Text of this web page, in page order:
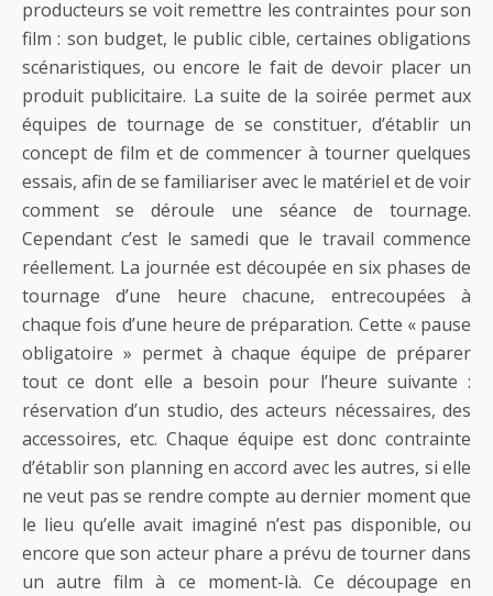
producteurs se voit remettre les contraintes pour son
film : son budget, le public cible, certaines obligations
scénaristiques, ou encore le fait de devoir placer un
produit publicitaire. La suite de la soirée permet aux
équipes de tournage de se constituer, d’établir un
concept de film et de commencer à tourner quelques
essais, afin de se familiariser avec le matériel et de voir
comment se déroule une séance de tournage.
Cependant c’est le samedi que le travail commence
réellement. La journée est découpée en six phases de
tournage d’une heure chacune, entrecoupées à
chaque fois d’une heure de préparation. Cette « pause
obligatoire » permet à chaque équipe de préparer
tout ce dont elle a besoin pour l’heure suivante :
réservation d’un studio, des acteurs nécessaires, des
accessoires, etc. Chaque équipe est donc contrainte
d’établir son planning en accord avec les autres, si elle
ne veut pas se rendre compte au dernier moment que
le lieu qu’elle avait imaginé n’est pas disponible, ou
encore que son acteur phare a prévu de tourner dans
un autre film à ce moment-là. Ce découpage en